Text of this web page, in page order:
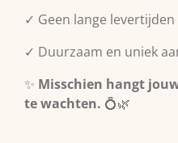
✓ Geen lange levertijden
✓ Duurzaam en uniek
✨ Misschien hangt
te wachten. 💍🌿